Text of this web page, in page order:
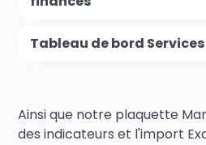
Tableau de bord
Ainsi que notre plaquette
des indicateurs et l'import